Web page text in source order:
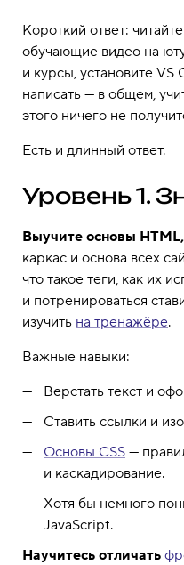
Короткий ответ:
обучающие видео на
и курсы, установите
написать — в общем,
этого ничего не
Есть и длинный ответ.
Уровень 1.
Выучите основы
каркас и основа всех
что такое теги, как их
и потренироваться
изучить на тренажёре.
Важные навыки:
Верстать текст и
Ставить ссылки и
Основы CSS —
и каскадирование.
Хотя бы немного
JavaScript.
Научитесь отличать